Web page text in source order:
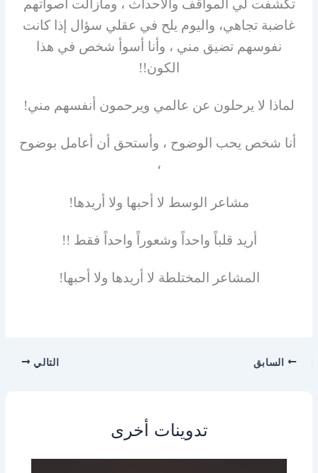
تكشفت لي المواقف والأحداث ، ومازالت أصواتهم
غاضبة تجاهي، واليوم يلح في عقلي سؤال إذا كانت
نفوسهم تضيق مني ، وأنا أسوأ شخص في هذا
الكون!!
لماذا لا يرحلون عن عالمي ويرحمون أنفسهم مني!
أنا شخص يحب الوضوح ، وأستحق أن أعامل بوضوح
،
مشاعر الوسط لا أحبها ولا أريدها!
أريد قلباً واحداً وشعوراً واحداً فقط !!
المشاعر المختلطة لا أريدها ولا أحبها!
السابق التالي
تدوينات أخرى